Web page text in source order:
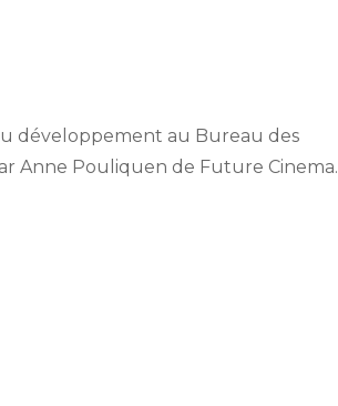
développement au Bureau des
Anne Pouliquen de Future Cinema.